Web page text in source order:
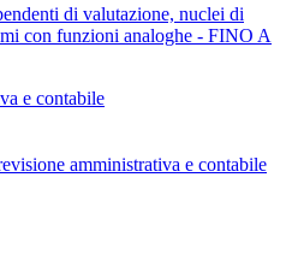
di valutazione, nuclei di
con funzioni analoghe - FINO A
e contabile
amministrativa e contabile